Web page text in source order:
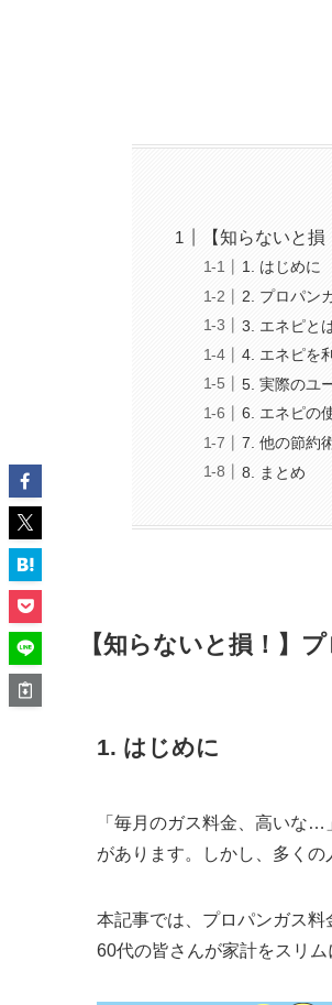
【知らないと
1. はじめに
2. プロパン
3. エネピと
4. エネピを
5. 実際のユ
6. エネピの
7. 他の節約
8. まとめ
【知らないと損！】
1. はじめに
「毎月のガス料金、高いな
があります。しかし、多くの
本記事では、 プロパンガス料
60代の皆さんが家計をスリ